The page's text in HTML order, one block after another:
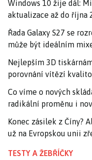
Windows 10 žije dál:
aktualizace až do října
Řada Galaxy S27 se
může být ideálním
Nejlepším 3D
porovnání vítězí
Co víme o nových
radikální proměnu i
Konec zásilek z Číny?
už na Evropskou unii
TESTY A ŽEBŘÍČKY